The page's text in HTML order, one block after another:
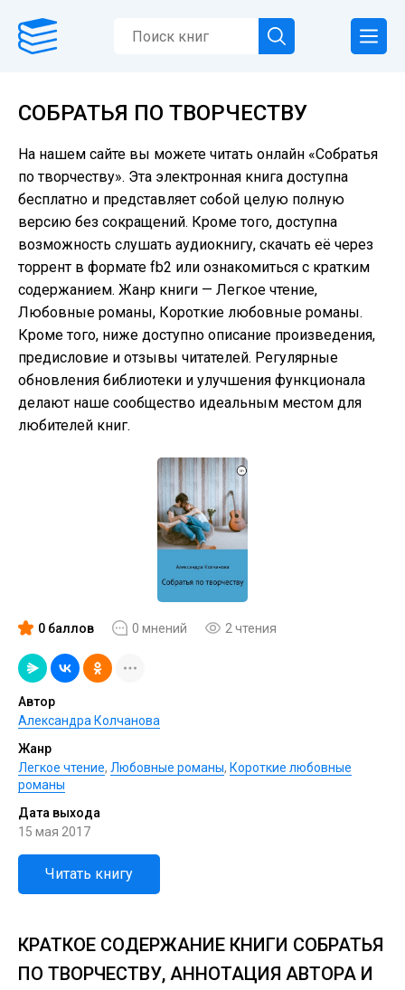
СОБРАТЬЯ ПО ТВОРЧЕСТВУ
На нашем сайте вы можете читать онлайн «Собратья
по творчеству». Эта электронная книга доступна
бесплатно и представляет собой целую полную
версию без сокращений. Кроме того, доступна
возможность слушать аудиокнигу, скачать её через
торрент в формате fb2 или ознакомиться с кратким
содержанием. Жанр книги — Легкое чтение,
Любовные романы, Короткие любовные романы.
Кроме того, ниже доступно описание произведения,
предисловие и отзывы читателей. Регулярные
обновления библиотеки и улучшения функционала
делают наше сообщество идеальным местом для
любителей книг.
0 баллов 0 мнений 2 чтения
Автор
Александра Колчанова
Жанр
Легкое чтение, Любовные романы, Короткие любовные
романы
Дата выхода
15 мая 2017
Читать книгу
КРАТКОЕ СОДЕРЖАНИЕ КНИГИ СОБРАТЬЯ
ПО ТВОРЧЕСТВУ, АННОТАЦИЯ АВТОРА И